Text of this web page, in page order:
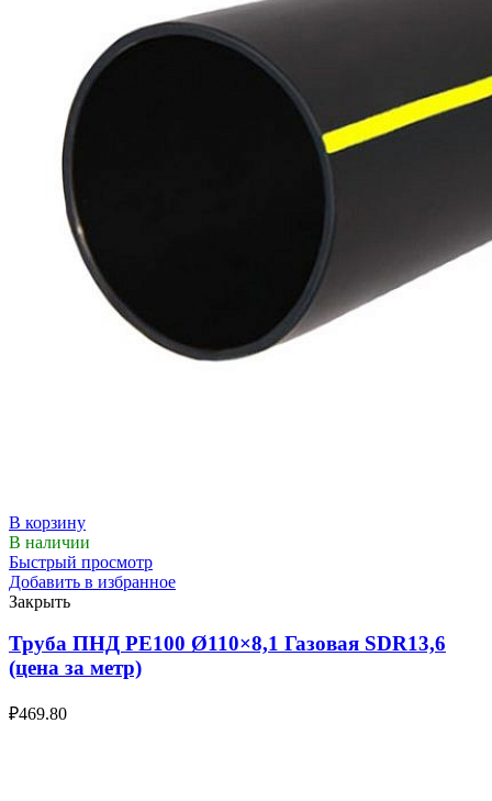
В корзину
В наличии
Быстрый просмотр
Добавить в избранное
Закрыть
Труба ПНД РЕ100 Ø110×8,1 Газовая SDR13,6
(цена за метр)
₽469.80